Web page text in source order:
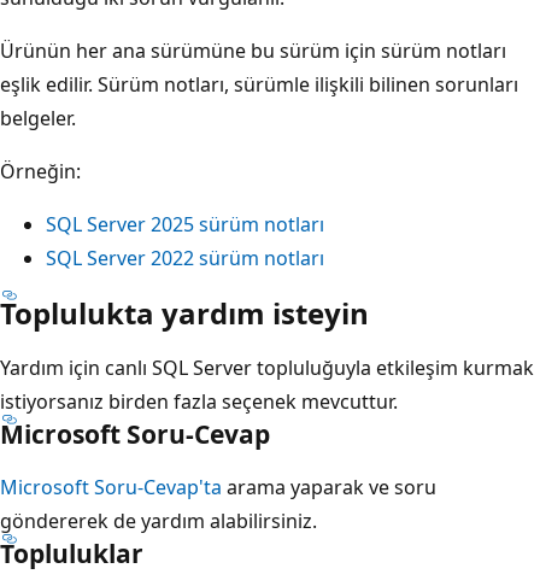
Ürünün her ana sürümüne bu sürüm için sürüm notları
eşlik edilir. Sürüm notları, sürümle ilişkili bilinen sorunları
belgeler.
Örneğin:
SQL Server 2025 sürüm notları
SQL Server 2022 sürüm notları
Toplulukta yardım isteyin
Yardım için canlı SQL Server topluluğuyla etkileşim kurmak
istiyorsanız birden fazla seçenek mevcuttur.
Microsoft Soru-Cevap
Microsoft Soru-Cevap'ta arama yaparak ve soru
göndererek de yardım alabilirsiniz.
Topluluklar